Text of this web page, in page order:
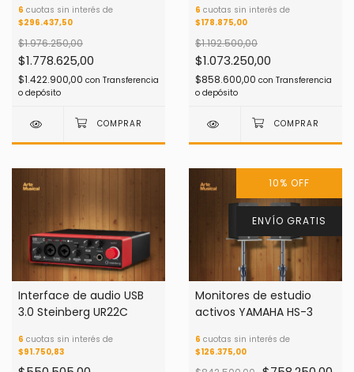
6 cuotas sin interés de
$296.437,50
$1.976.250,00
$1.778.625,00
$1.422.900,00 con Transferencia
o depósito
6 cuotas sin interés de
$178.875,00
$1.192.500,00
$1.073.250,00
$858.600,00 con Transferencia
o depósito
Interface de audio USB
3.0 Steinberg UR22C
6 cuotas sin interés de
$91.750,83
10% OFF
ENVÍO GRATIS
Monitores de estudio
activos YAMAHA HS-3
6 cuotas sin interés de
$126.375,00